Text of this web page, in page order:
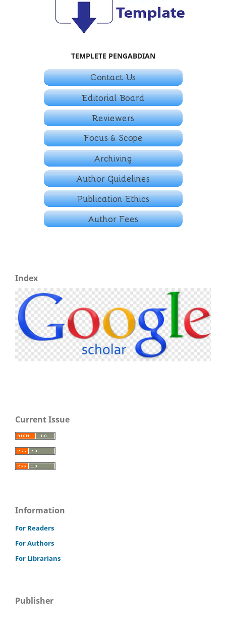
TEMPLETE PENGABDIAN
Index
Current Issue
Information
For Readers
For Authors
For Librarians
Publisher